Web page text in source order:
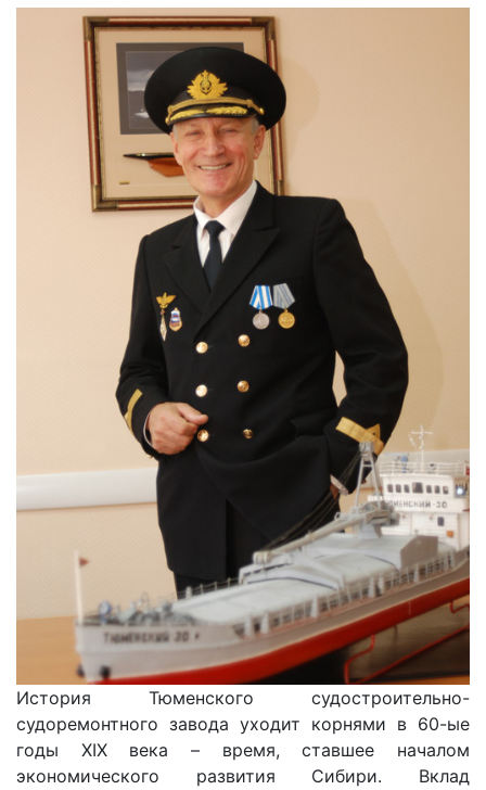
История Тюменского судостроительно-
судоремонтного завода уходит корнями в 60-ые
годы XIX века – время, ставшее началом
экономического развития Сибири. Вклад